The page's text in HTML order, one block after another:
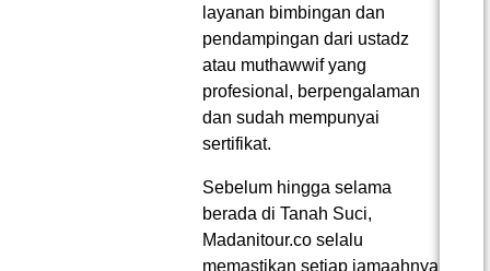
layanan bimbingan dan
pendampingan dari ustadz
atau muthawwif yang
profesional, berpengalaman
dan sudah mempunyai
sertifikat.
Sebelum hingga selama
berada di Tanah Suci,
Madanitour.co selalu
memastikan setiap jamaahnya